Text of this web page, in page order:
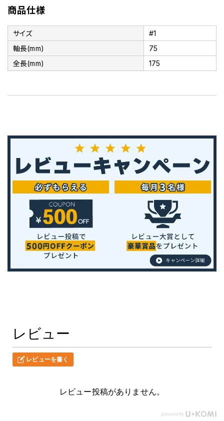
商品仕様
サイズ
#1
軸長(mm)
75
全長(mm)
175
レビュー
レビューを書く
レビュー投稿がありません。